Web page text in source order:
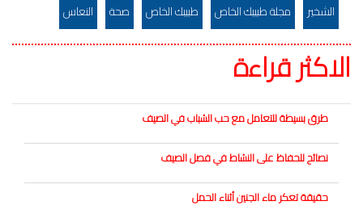
الشخير مجلة طبيبك الخاص طبيبك الخاص صحة النعاس
الاكثر قراءة
طرق بسيطة للتعامل مع حب الشباب في الصيف
نصائح للحفاظ على النشاط في فصل الصيف
حقيقة تعكر ماء الجنين أثناء الحمل